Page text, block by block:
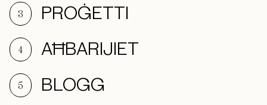
3 PROĠETTI
4 AĦBARIJIET
5 BLOGG